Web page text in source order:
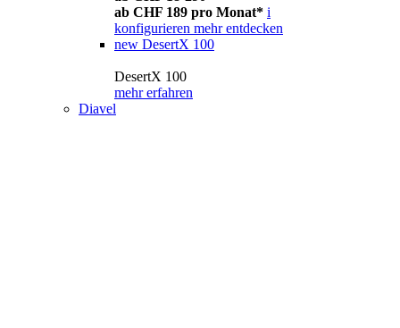
ab CHF 189 pro Monat* i
konfigurieren mehr entdecken
new DesertX 100
DesertX 100
mehr erfahren
Diavel